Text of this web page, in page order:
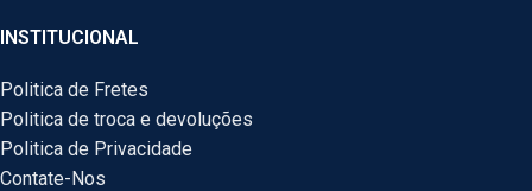
INSTITUCIONAL
Politica de Fretes
Politica de troca e devoluções
Politica de Privacidade
Contate-Nos